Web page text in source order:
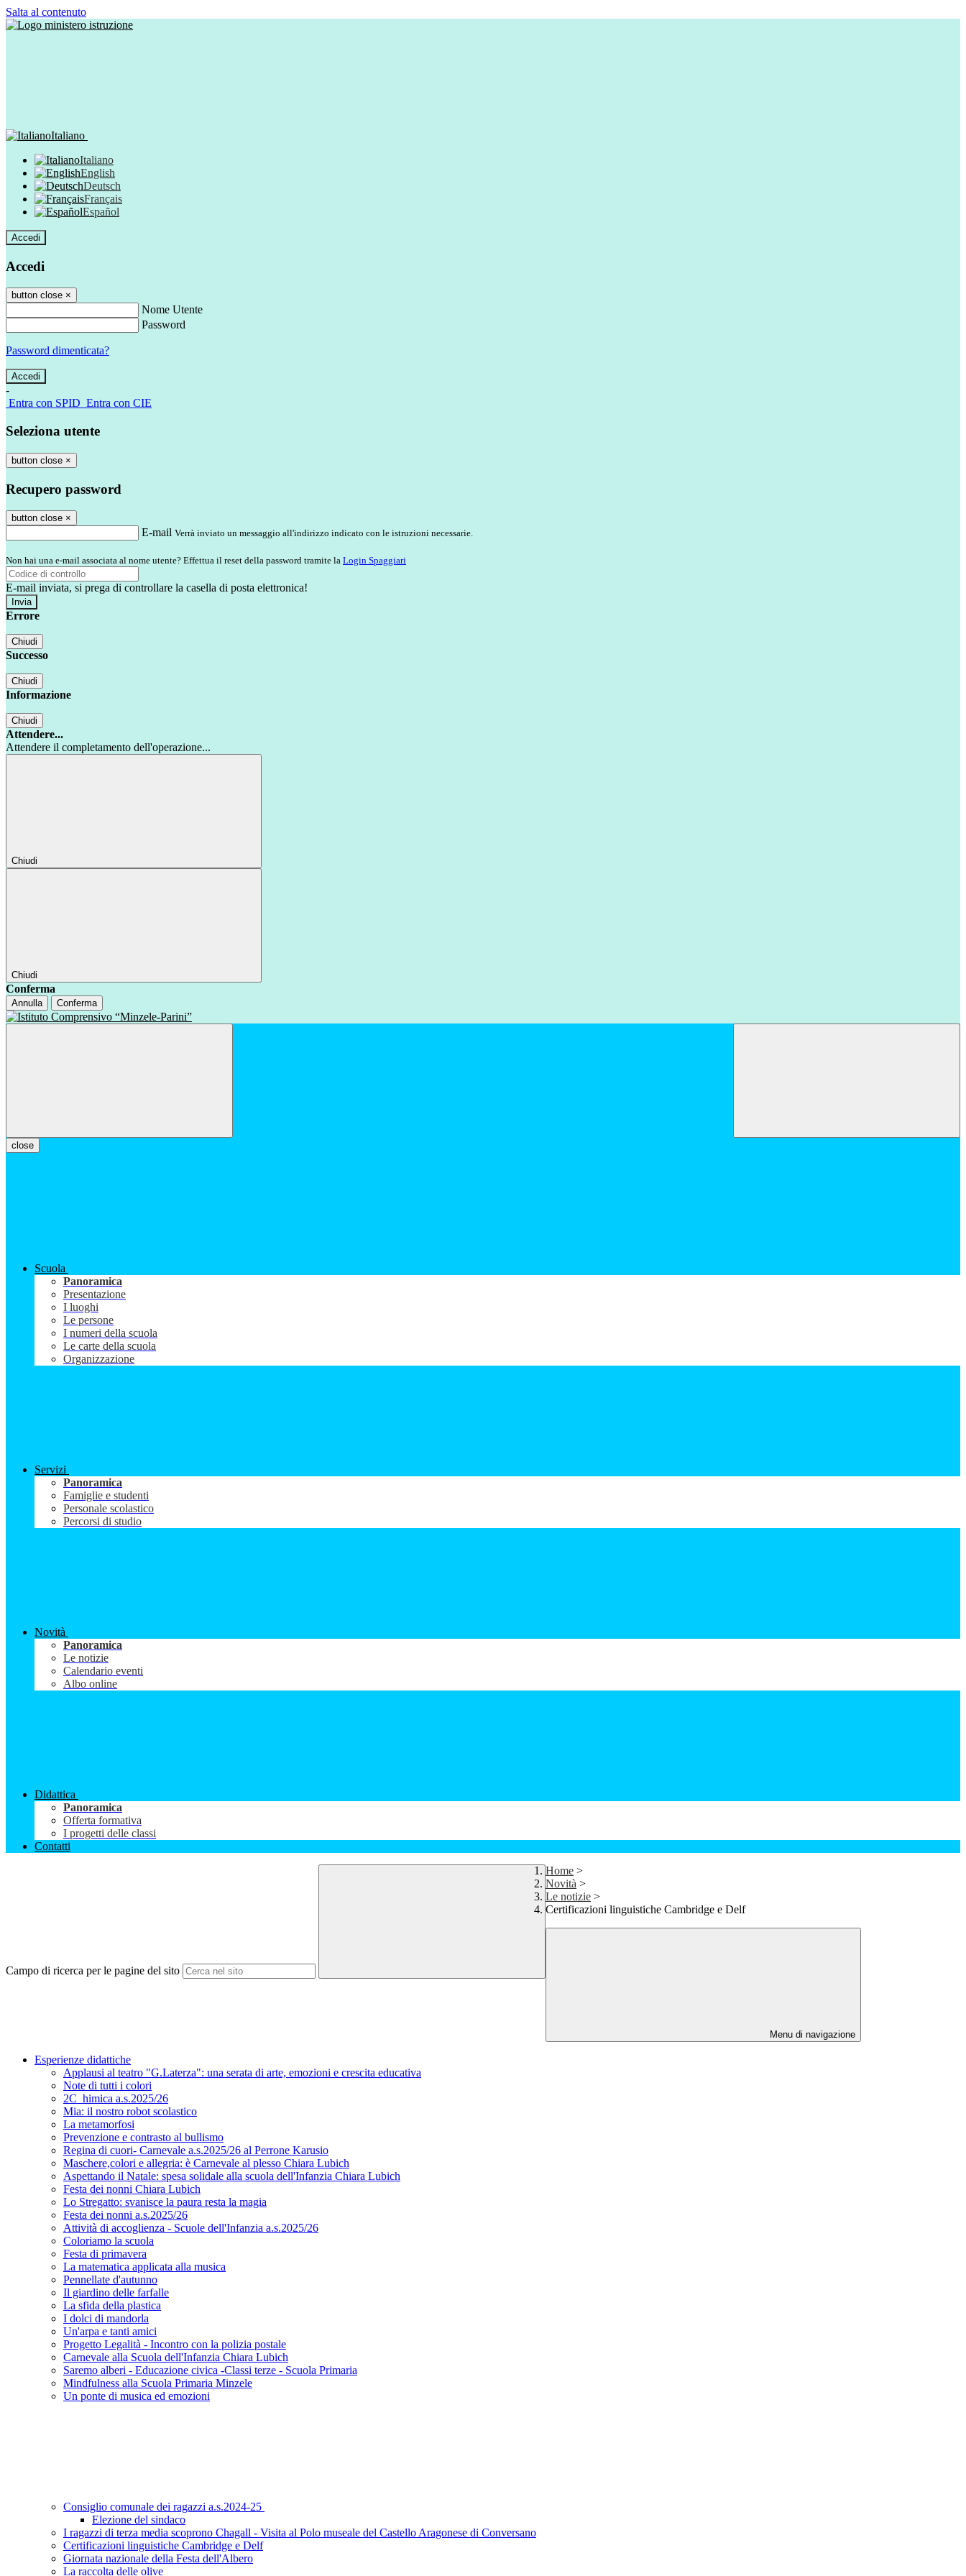
Salta al contenuto
Italiano
Italiano
English
Deutsch
Français
Español
Accedi
Accedi
button close ×
Nome Utente
Password
Password dimenticata?
-
Entra con SPID Entra con CIE
Seleziona utente
button close ×
Recupero password
button close ×
E-mail Verrà inviato un messaggio all'indirizzo indicato con le istruzioni necessarie.
Non hai una e-mail associata al nome utente? Effettua il reset della password tramite la Login Spaggiari
E-mail inviata, si prega di controllare la casella di posta elettronica!
Errore
Chiudi
Successo
Chiudi
Informazione
Chiudi
Attendere...
Attendere il completamento dell'operazione...
Chiudi
Chiudi
Conferma
Annulla Conferma
close
Scuola
Panoramica
Presentazione
I luoghi
Le persone
I numeri della scuola
Le carte della scuola
Organizzazione
Servizi
Panoramica
Famiglie e studenti
Personale scolastico
Percorsi di studio
Novità
Panoramica
Le notizie
Calendario eventi
Albo online
Didattica
Panoramica
Offerta formativa
I progetti delle classi
Contatti
Campo di ricerca per le pagine del sito
Home >
Novità >
Le notizie >
Certificazioni linguistiche Cambridge e Delf
Menu di navigazione
Esperienze didattiche
Applausi al teatro "G.Laterza": una serata di arte, emozioni e crescita educativa
Note di tutti i colori
2C_himica a.s.2025/26
Mia: il nostro robot scolastico
La metamorfosi
Prevenzione e contrasto al bullismo
Regina di cuori- Carnevale a.s.2025/26 al Perrone Karusio
Maschere,colori e allegria: è Carnevale al plesso Chiara Lubich
Aspettando il Natale: spesa solidale alla scuola dell'Infanzia Chiara Lubich
Festa dei nonni Chiara Lubich
Lo Stregatto: svanisce la paura resta la magia
Festa dei nonni a.s.2025/26
Attività di accoglienza - Scuole dell'Infanzia a.s.2025/26
Coloriamo la scuola
Festa di primavera
La matematica applicata alla musica
Pennellate d'autunno
Il giardino delle farfalle
La sfida della plastica
I dolci di mandorla
Un'arpa e tanti amici
Progetto Legalità - Incontro con la polizia postale
Carnevale alla Scuola dell'Infanzia Chiara Lubich
Saremo alberi - Educazione civica -Classi terze - Scuola Primaria
Mindfulness alla Scuola Primaria Minzele
Un ponte di musica ed emozioni
Consiglio comunale dei ragazzi a.s.2024-25
Elezione del sindaco
I ragazzi di terza media scoprono Chagall - Visita al Polo museale del Castello Aragonese di Conversano
Certificazioni linguistiche Cambridge e Delf
Giornata nazionale della Festa dell'Albero
La raccolta delle olive